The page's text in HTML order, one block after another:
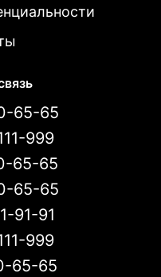
65-65
999
65-65
65-65
91-91
999
65-65